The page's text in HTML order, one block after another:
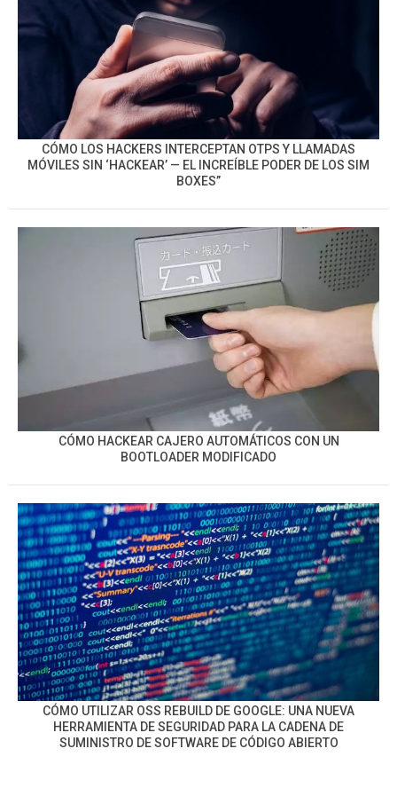
CÓMO LOS HACKERS INTERCEPTAN OTPS Y LLAMADAS
MÓVILES SIN ‘HACKEAR’ — EL INCREÍBLE PODER DE LOS SIM
BOXES”
CÓMO HACKEAR CAJERO AUTOMÁTICOS CON UN
BOOTLOADER MODIFICADO
CÓMO UTILIZAR OSS REBUILD DE GOOGLE: UNA NUEVA
HERRAMIENTA DE SEGURIDAD PARA LA CADENA DE
SUMINISTRO DE SOFTWARE DE CÓDIGO ABIERTO